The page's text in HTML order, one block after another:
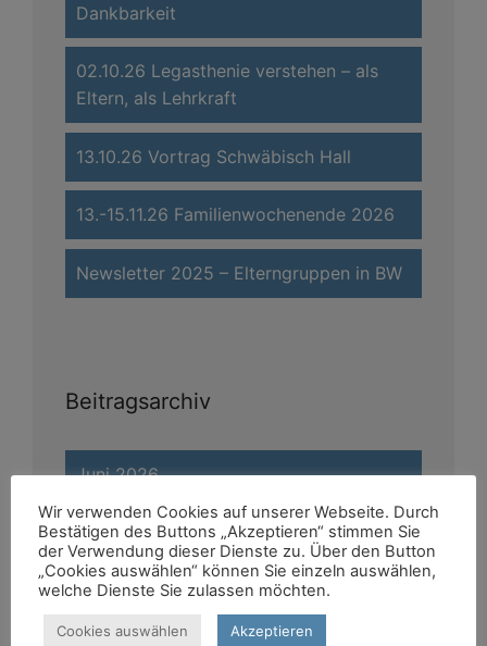
Dankbarkeit
02.10.26 Legasthenie verstehen – als
Eltern, als Lehrkraft
13.10.26 Vortrag Schwäbisch Hall
13.-15.11.26 Familienwochenende 2026
Newsletter 2025 – Elterngruppen in BW
Beitragsarchiv
Juni 2026
April 2026
März 2026
Wir verwenden Cookies auf unserer Webseite. Durch
Bestätigen des Buttons „Akzeptieren“ stimmen Sie
der Verwendung dieser Dienste zu. Über den Button
„Cookies auswählen“ können Sie einzeln auswählen,
welche Dienste Sie zulassen möchten.
Cookies auswählen Akzeptieren